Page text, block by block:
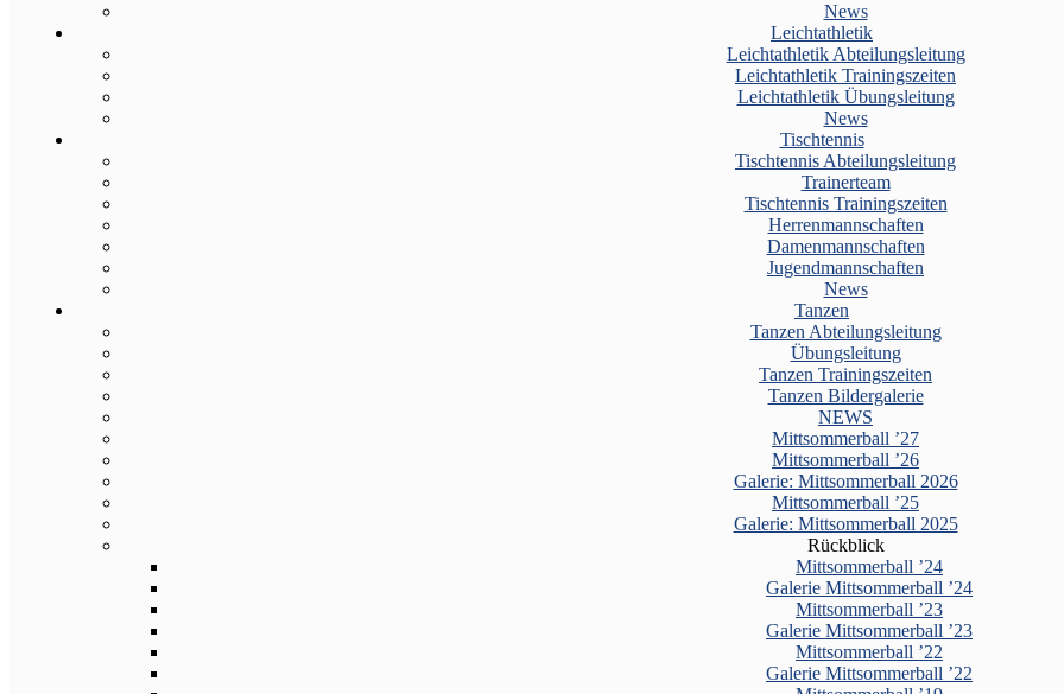
News
Leichtathletik
Leichtathletik Abteilungsleitung
Leichtathletik Trainingszeiten
Leichtathletik Übungsleitung
News
Tischtennis
Tischtennis Abteilungsleitung
Trainerteam
Tischtennis Trainingszeiten
Herrenmannschaften
Damenmannschaften
Jugendmannschaften
News
Tanzen
Tanzen Abteilungsleitung
Übungsleitung
Tanzen Trainingszeiten
Tanzen Bildergalerie
NEWS
Mittsommerball ’27
Mittsommerball ’26
Galerie: Mittsommerball 2026
Mittsommerball ’25
Galerie: Mittsommerball 2025
Rückblick
Mittsommerball ’24
Galerie Mittsommerball ’24
Mittsommerball ’23
Galerie Mittsommerball ’23
Mittsommerball ’22
Galerie Mittsommerball ’22